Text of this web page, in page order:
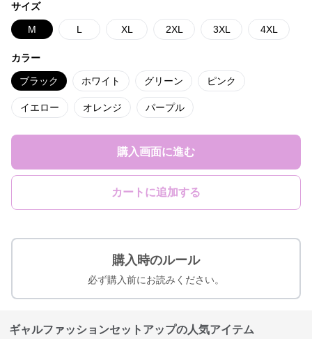
サイズ
M L XL 2XL 3XL 4XL
カラー
ブラック ホワイト グリーン ピンク
イエロー オレンジ パープル
購入画面に進む
カートに追加する
購入時のルール
必ず購入前にお読みください。
ギャルファッションセットアップの人気アイテム